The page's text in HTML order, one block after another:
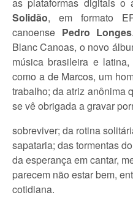
as plataformas digitais o
Solidão, em formato
canoense Pedro Longes
Blanc Canoas, o novo
música brasileira e
como a de Marcos, um
trabalho; da atriz anônima
se vê obrigada a gravar
sobreviver; da rotina
sapataria; das tormentas
da esperança em cantar,
parecem não estar bem,
cotidiana.